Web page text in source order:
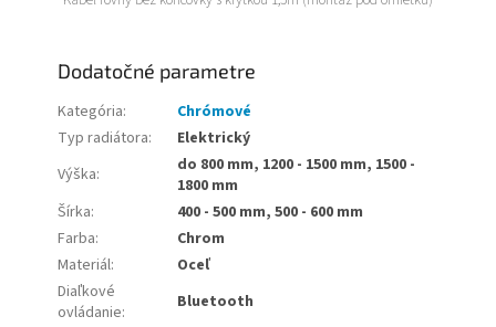
Dodatočné parametre
Kategória:
Chrómové
Typ radiátora:
Elektrický
Výška:
do 800 mm, 1200 - 1500 mm, 1500 -
1800 mm
Šírka:
400 - 500 mm, 500 - 600 mm
Farba:
Chrom
Materiál:
Oceľ
Diaľkové
ovládanie: Bluetooth